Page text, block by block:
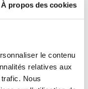
À propos des cookies
le contenu
relatives aux
Nous